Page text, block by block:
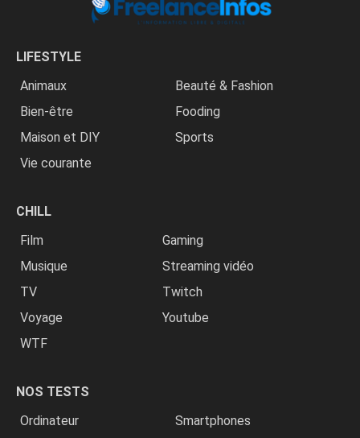
LIFESTYLE
Animaux
Beauté & Fashion
Bien-être
Fooding
Maison et DIY
Sports
Vie courante
CHILL
Film
Gaming
Musique
Streaming vidéo
TV
Twitch
Voyage
Youtube
WTF
NOS TESTS
Ordinateur
Smartphones